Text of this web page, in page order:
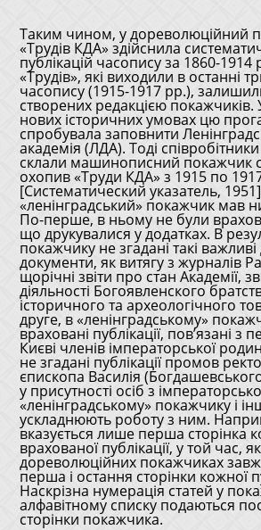
Таким чином, у дореволюційний
«Трудів КДА» здійснила
публікацій часопису за 1860-
«Трудів», які виходили в останні
часопису (1915-1917 рр.),
створених редакцією
нових історичних умовах цю
спробувала заповнити
академія (ЛДА). Тоді
склали машинописний покажчик
охопив «Труди КДА» з 1915 по
[Систематический указатель,
«ленінградський» покажчик мав
По-перше, в ньому не були
що друкувалися у додатках. В
покажчику не згадані такі важливі
документи, як витягу з журналів
щорічні звіти про стан Академії,
діяльності Богоявленского
історичного та археологічного
друге, в «ленінградському»
враховані публікації, пов’язані з
Києві членів імператорської
не згадані публікації промов
єпископа Василія
у присутності осіб з
«ленінградському» покажчику і
ускладнюють роботу з ним.
вказується лише перша сторінка
врахованої публікації, у той час,
дореволюційних покажчиках
перша і остання сторінки кожної
Наскрізна нумерація статей у
алфавітному списку подаються
сторінки покажчика.